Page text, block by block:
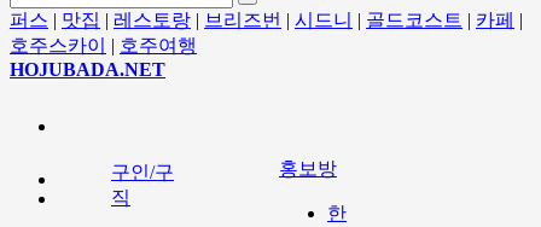
퍼스 | 맛집 | 레스토랑 | 브리즈번 | 시드니 | 골드코스트 | 카페 |
호주스카이
| 호주여행
HOJUBADA.NET
구인/구
직
홍보방
한